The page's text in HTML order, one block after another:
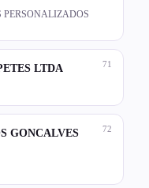
PERSONALIZADOS
71
LTDA
72
GONCALVES